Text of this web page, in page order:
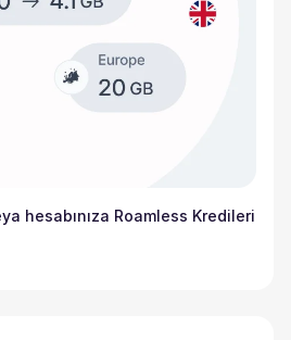
hesabınıza Roamless Kredileri